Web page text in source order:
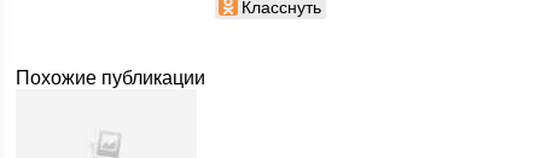
Класснуть
Похожие публикации